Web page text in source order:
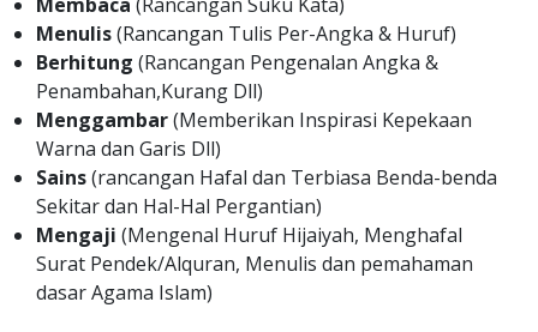
Menulis(Rancangan Tulis Per-Angka & Huruf)
Berhitung (Rancangan Pengenalan Angka &
Penambahan,Kurang Dll)
Menggambar(Memberikan Inspirasi Kepekaan
Warna dan Garis Dll)
Sains(rancangan Hafal dan Terbiasa Benda-benda
Sekitar dan Hal-Hal Pergantian)
Mengaji (Mengenal Huruf Hijaiyah, Menghafal
Surat Pendek/Alquran, Menulis dan pemahaman
dasar Agama Islam)